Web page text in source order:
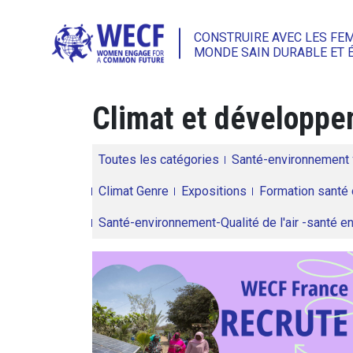
CONSTRUIRE AVEC LES
MONDE SAIN DURABLE ET
Climat et
Toutes les catégories Santé-environnement
Climat Genre Expositions Formation santé
Santé-environnement-Qualité de l'air -santé